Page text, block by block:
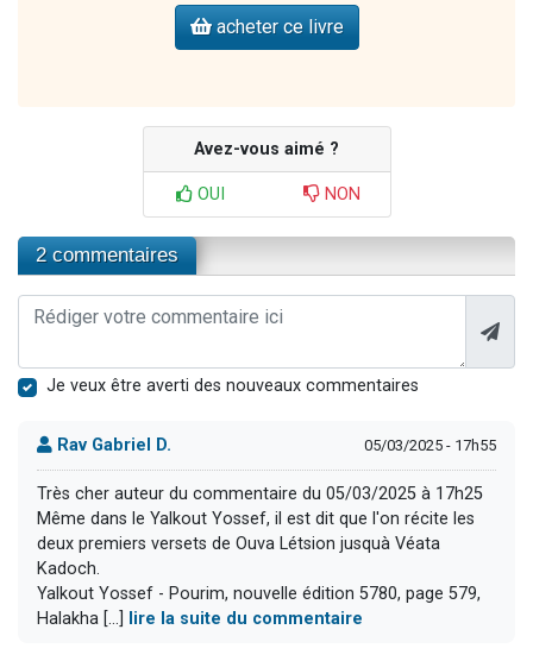
acheter ce livre
Avez-vous aimé ?
OUI NON
2 commentaires
Je veux être averti des nouveaux commentaires
Rav Gabriel D. 05/03/2025 - 17h55
Très cher auteur du commentaire du 05/03/2025 à 17h25
Même dans le Yalkout Yossef, il est dit que l'on récite les
deux premiers versets de Ouva Létsion jusquà Véata
Kadoch.
Yalkout Yossef - Pourim, nouvelle édition 5780, page 579,
Halakha [...]
lire la suite du commentaire